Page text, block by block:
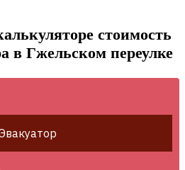
стоимость
в Гжельском переулке